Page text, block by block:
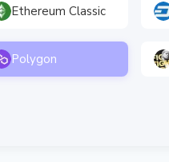
Ethereum Classic
Polygon